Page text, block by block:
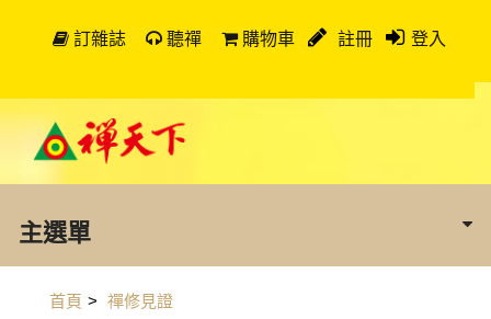
訂雜誌 聽禪 購物車 註冊 登入
主選單
首頁 > 禪修見證